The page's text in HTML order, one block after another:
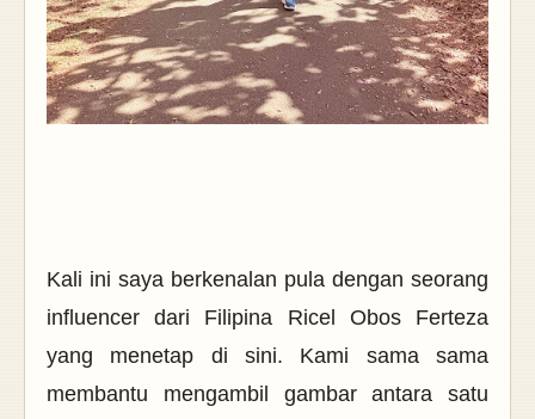
Kali ini saya berkenalan pula dengan seorang
influencer dari Filipina Ricel Obos Ferteza
yang menetap di sini. Kami sama sama
membantu mengambil gambar antara satu